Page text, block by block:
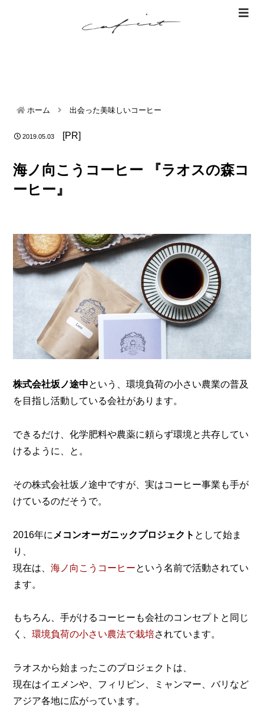
ホーム 出会った美味しいコーヒー
2019.05.03 [PR]
海ノ向こうコーヒー 『ラオスの森コ
ーヒー』
株式会社坂ノ途中という、環境負荷の小さい農業の普及
を目指し活動している会社があります。
できるだけ、化学肥料や農薬に頼らず環境と共存してい
けるように、と。
その株式会社坂ノ途中ですが、実はコーヒー事業も手が
けているのだそうで。
2016年に メコンオーガニックプロジェクト として始ま
り、
現在は、 海ノ向こうコーヒーという名前で活動されてい
ます。
もちろん、手がけるコーヒーも会社のコンセプトと同じ
く、 環境負荷の小さい農法で栽培されています。
ラオスから始まったこのプロジェクトは、
現在はイエメンや、フィリピン、ミャンマー、バリなど
アジア各地に広がっています。